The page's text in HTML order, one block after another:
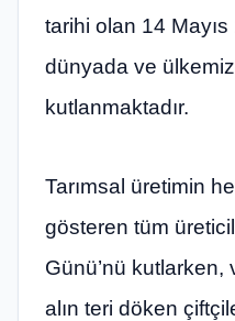
tarihi olan 14
dünyada ve
kutlanmaktadır.
Tarımsal üretimin
gösteren tüm
Günü’nü kutlarken,
alın teri döken